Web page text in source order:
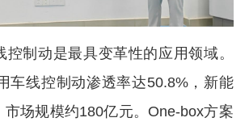
控制动是最具变革性的应用领域。
车线控制动渗透率达50.8%，新能
市场规模约180亿元。One-box方案